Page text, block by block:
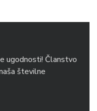
ugodnosti! Članstvo
številne